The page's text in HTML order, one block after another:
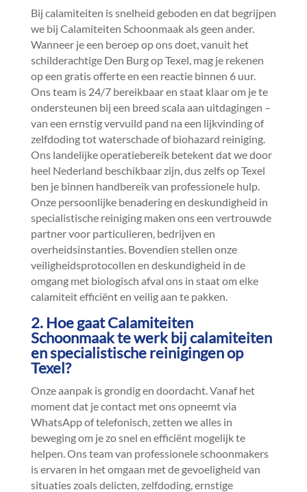
Bij calamiteiten is snelheid geboden en dat begrijpen
we bij Calamiteiten Schoonmaak als geen ander.​
Wanneer je een beroep op ons doet, vanuit het
schilderachtige Den Burg op Texel, mag je rekenen
op een gratis offerte en een reactie binnen 6 uur.​
Ons team is 24/7 bereikbaar en staat klaar om je te
ondersteunen bij een breed scala aan uitdagingen –
van een ernstig vervuild pand na een lijkvinding of
zelfdoding tot waterschade of biohazard reiniging.​
Ons landelijke operatiebereik betekent dat we door
heel Nederland beschikbaar zijn, dus zelfs op Texel
ben je binnen handbereik van professionele hulp.​
Onze persoonlijke benadering en deskundigheid in
specialistische reiniging maken ons een vertrouwde
partner voor particulieren, bedrijven en
overheidsinstanties.​ Bovendien stellen onze
veiligheidsprotocollen en deskundigheid in de
omgang met biologisch afval ons in staat om elke
calamiteit efficiënt en veilig aan te pakken.​
2.​ Hoe gaat Calamiteiten
Schoonmaak te werk bij calamiteiten
en specialistische reinigingen op
Texel?
Onze aanpak is grondig en doordacht.​ Vanaf het
moment dat je contact met ons opneemt via
WhatsApp of telefonisch, zetten we alles in
beweging om je zo snel en efficiënt mogelijk te
helpen.​ Ons team van professionele schoonmakers
is ervaren in het omgaan met de gevoeligheid van
situaties zoals delicten, zelfdoding, ernstige